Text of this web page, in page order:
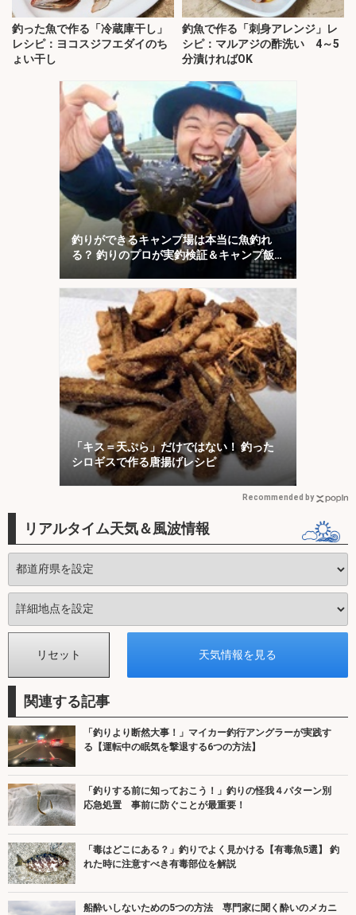
釣った魚で作る「冷蔵庫干し」
レシピ：ヨコスジフエダイのち
ょい干し
釣魚で作る「刺身アレンジ」レ
シピ：マルアジの酢洗い 4～5
分漬ければOK
釣りができるキャンプ場は本当に魚釣れ
る？ 釣りのプロが実釣検証＆キャンプ飯
「キス＝天ぷら」だけではない！ 釣った
シロギスで作る唐揚げレシピ
Recommended by
リアルタイム天気＆風波情報
関連する記事
「釣りより断然大事！」マイカー釣行アングラーが実践す
る【運転中の眠気を撃退する6つの方法】
「釣りする前に知っておこう！」釣りの怪我４パターン別
応急処置 事前に防ぐことが最重要！
「毒はどこにある？」釣りでよく見かける【有毒魚5選】 釣
れた時に注意すべき有毒部位を解説
船酔いしないための5つの方法 専門家に聞く酔いのメカニ